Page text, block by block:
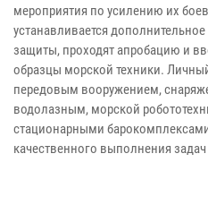
мероприятия по усилению их
устанавливается
защиты, проходят апробацию и
образцы морской техники.
передовым вооружением,
водолазным, морской
стационарными
качественного выполнения